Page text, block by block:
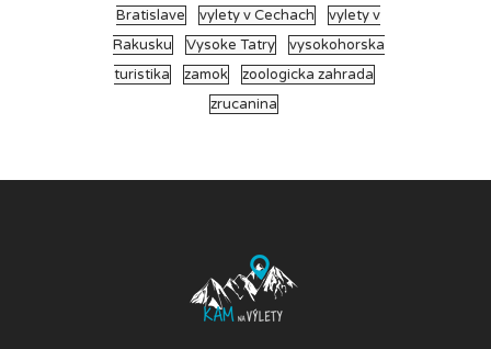
Bratislave
vylety v Cechach
vylety v
Rakusku
Vysoke Tatry
vysokohorska
turistika
zamok
zoologicka zahrada
zrucanina